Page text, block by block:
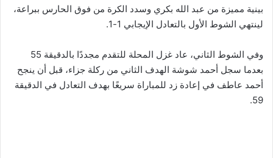
بينية مميزة من عبد الله بكري وسدد الكرة من فوق الحارس ببراعة،
لينتهي الشوط الأول بالتعادل الإيجابي 1-1.
وفي الشوط الثاني، عاد غزل المحلة للتقدم مجددًا بالدقيقة 55
بعدما سجل أحمد شوشة الهدف الثاني من ركلة جزاء، قبل أن ينجح
أحمد عاطف في إعادة زد للمباراة سريعًا بهدف التعادل في الدقيقة
59.